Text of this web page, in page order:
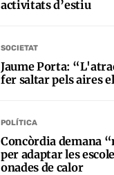
activitats d’estiu
SOCIETAT
Jaume Porta:
fer saltar pels aires
POLÍTICA
Concòrdia demana
per adaptar les
onades de calor